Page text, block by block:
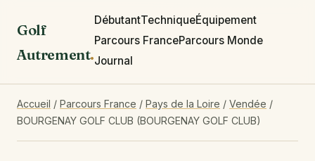
Golf
Autrement.
DébutantTechniqueÉquipement
Parcours FranceParcours Monde
Journal
Accueil / Parcours France / Pays de la Loire / Vendée /
BOURGENAY GOLF CLUB (BOURGENAY GOLF CLUB)